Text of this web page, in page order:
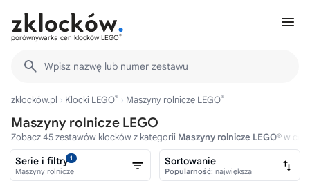
porównywarka cen klocków LEGO®
Wpisz nazwę lub numer zestawu
zklocków.pl Klocki LEGO® Maszyny rolnicze LEGO®
Maszyny rolnicze LEGO
Zobacz 45 zestawów klocków z kategorii Maszyny rolnicze LEGO®w
Serie i filtry1
Maszyny rolnicze
Sortowanie
Popularność: największa